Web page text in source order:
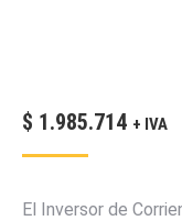
$ 1.985.714 + IVA
El Inversor de